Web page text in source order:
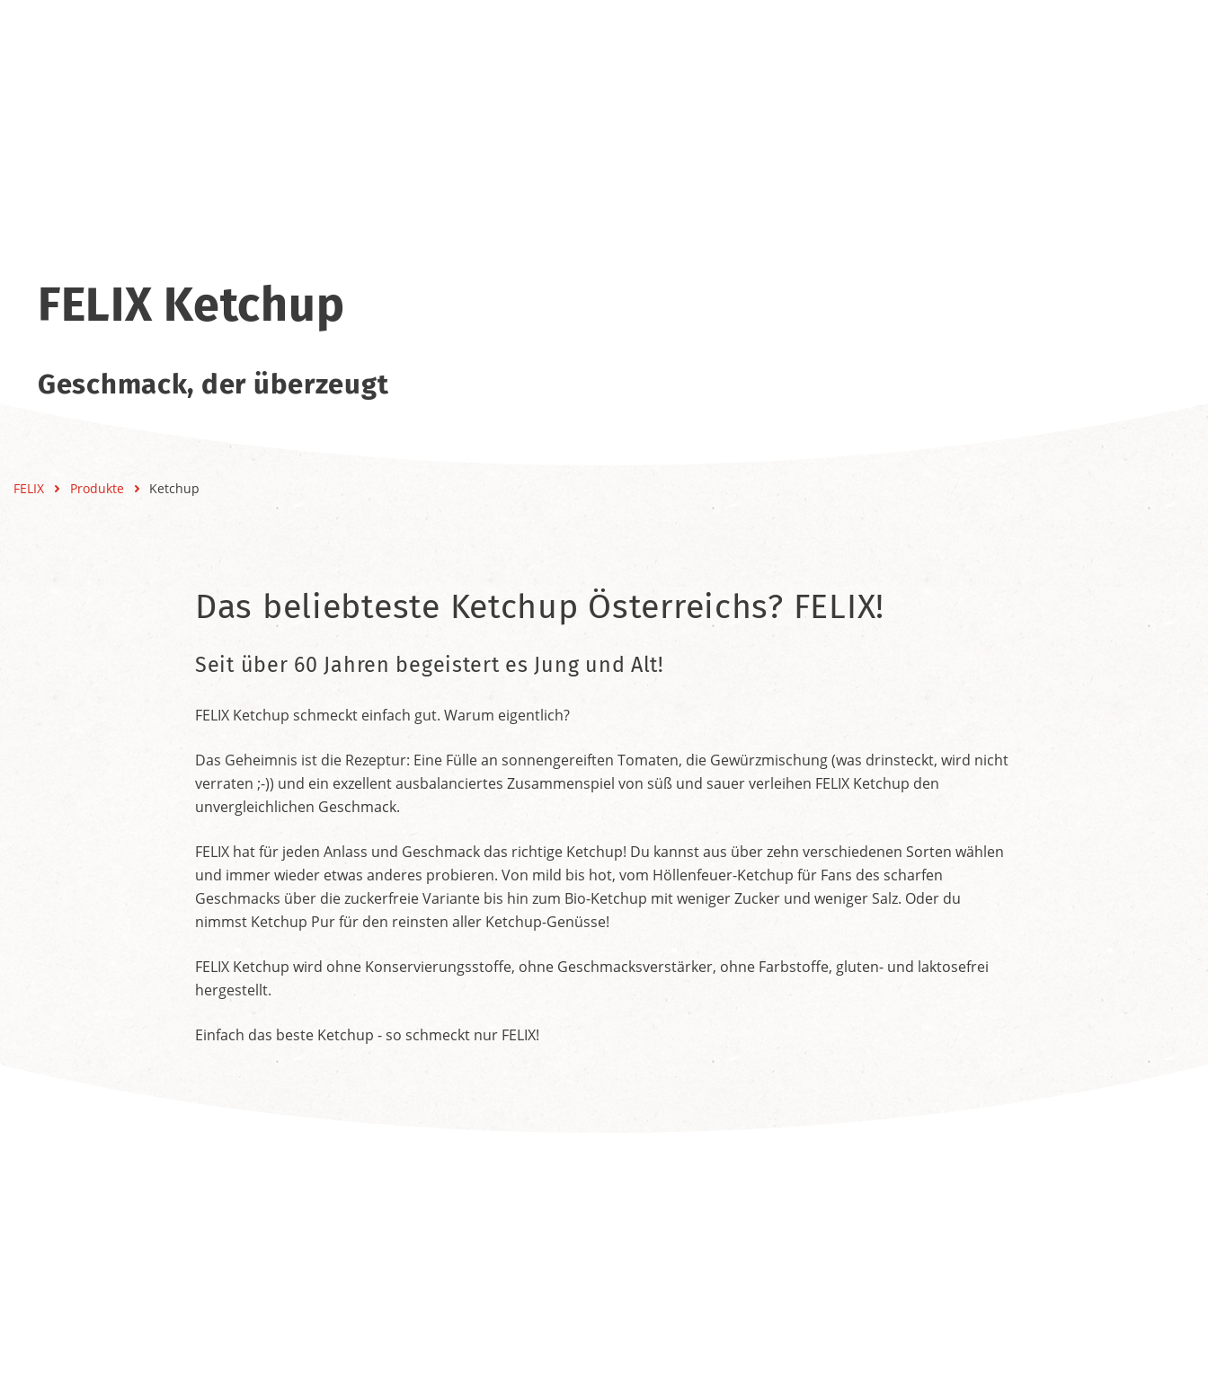
FELIX Ketchup
Geschmack, der überzeugt
FELIX Produkte Ketchup
Das beliebteste Ketchup Österreichs? FELIX!
Seit über 60 Jahren begeistert es Jung und Alt!
FELIX Ketchup schmeckt einfach gut. Warum eigentlich?
Das Geheimnis ist die Rezeptur: Eine Fülle an sonnengereiften Tomaten, die Gewürzmischung (was drinsteckt, wird nicht
verraten ;-)) und ein exzellent ausbalanciertes Zusammenspiel von süß und sauer verleihen FELIX Ketchup den
unvergleichlichen Geschmack.
FELIX hat für jeden Anlass und Geschmack das richtige Ketchup! Du kannst aus über zehn verschiedenen Sorten wählen
und immer wieder etwas anderes probieren. Von mild bis hot, vom Höllenfeuer-Ketchup für Fans des scharfen
Geschmacks über die zuckerfreie Variante bis hin zum Bio-Ketchup mit weniger Zucker und weniger Salz. Oder du
nimmst Ketchup Pur für den reinsten aller Ketchup-Genüsse!
FELIX Ketchup wird ohne Konservierungsstoffe, ohne Geschmacksverstärker, ohne Farbstoffe, gluten- und laktosefrei
hergestellt.
Einfach das beste Ketchup - so schmeckt nur FELIX!